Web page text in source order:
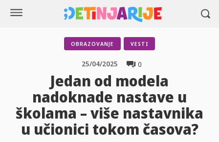
OBRAZOVANJE VESTI
0
25/04/2025
Jedan od modela
nadoknade nastave u
školama – više nastavnika
u učionici tokom časova?